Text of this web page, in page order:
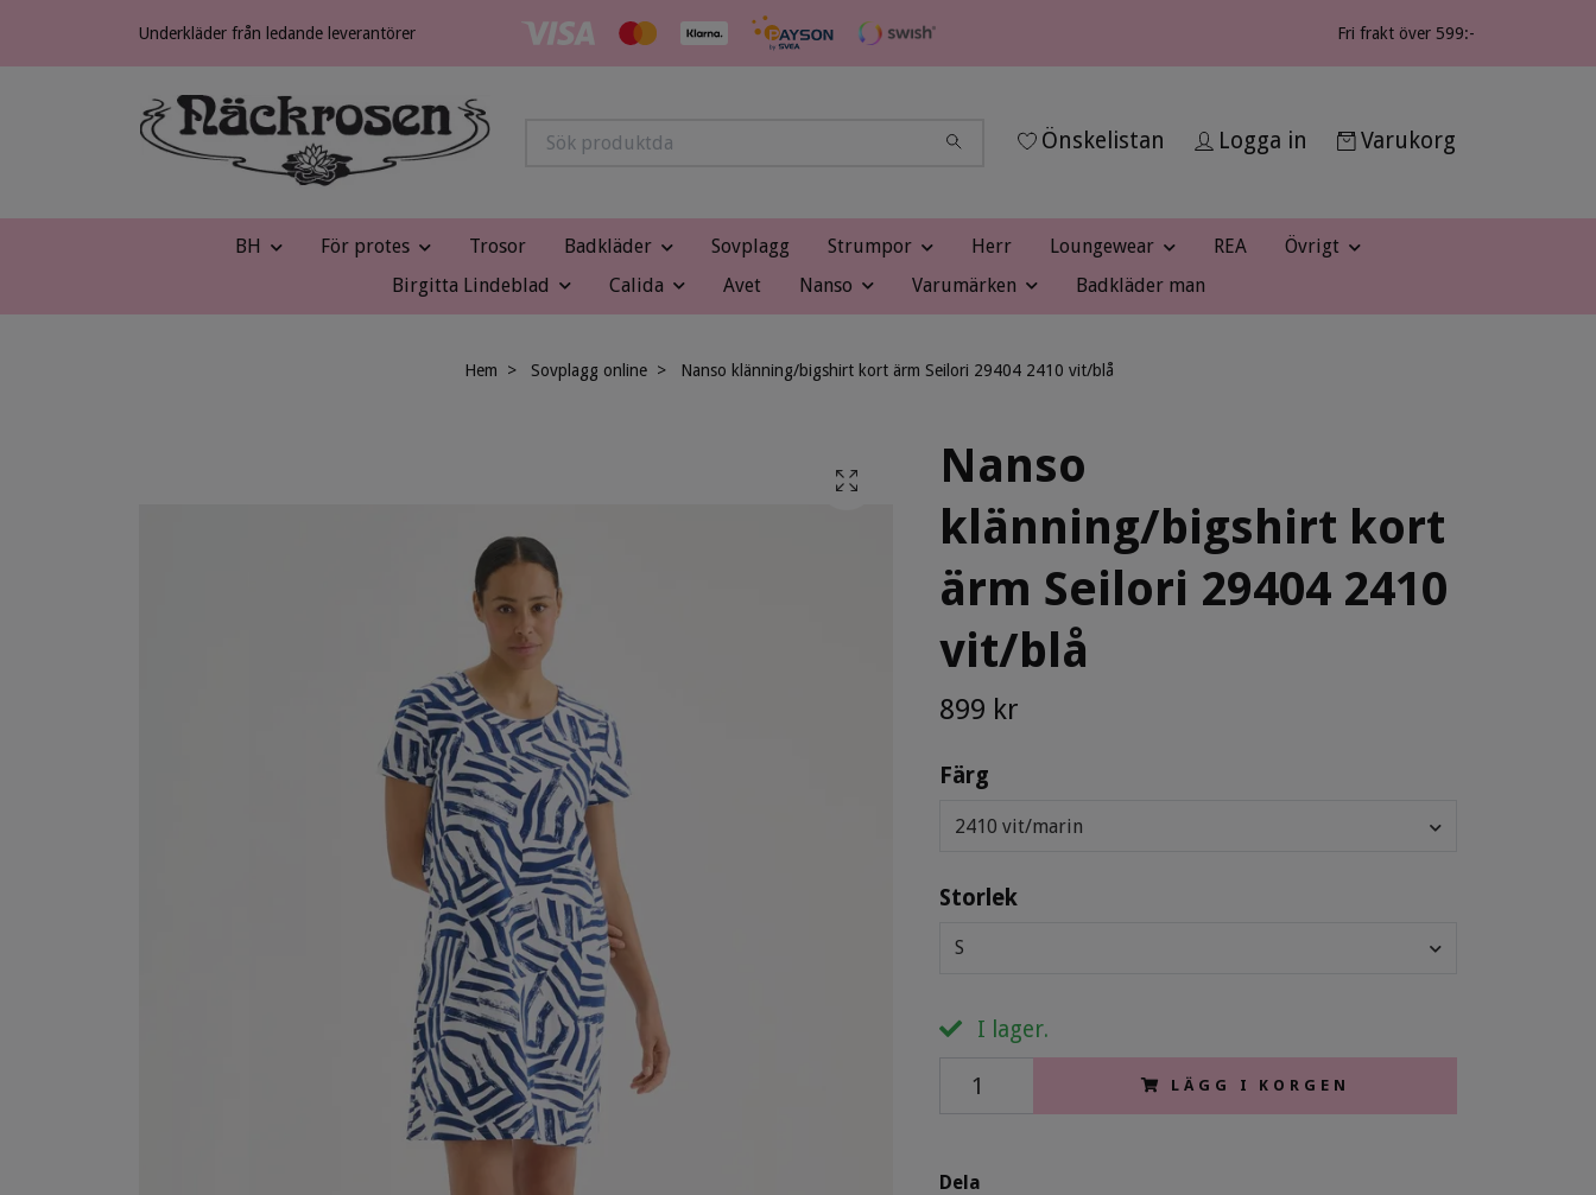
Underkläder från ledande leverantörer Fri frakt över 599:-
Önskelistan Logga in Varukorg
BH För protes Trosor Badkläder Sovplagg Strumpor Herr Loungewear REA
Övrigt
Birgitta Lindeblad
Calida Avet Nanso Varumärken Badkläder man
Hem Sovplagg online Nanso klänning/bigshirt kort ärm Seilori 29404 2410 vit/blå
Nanso
klänning/bigshirt kort
ärm Seilori 29404 2410
vit/blå
899 kr
Färg
2410 vit/marin
Storlek
S
I lager.
LÄGG I KORGEN
Dela